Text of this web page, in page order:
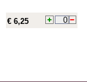
€ 6,25